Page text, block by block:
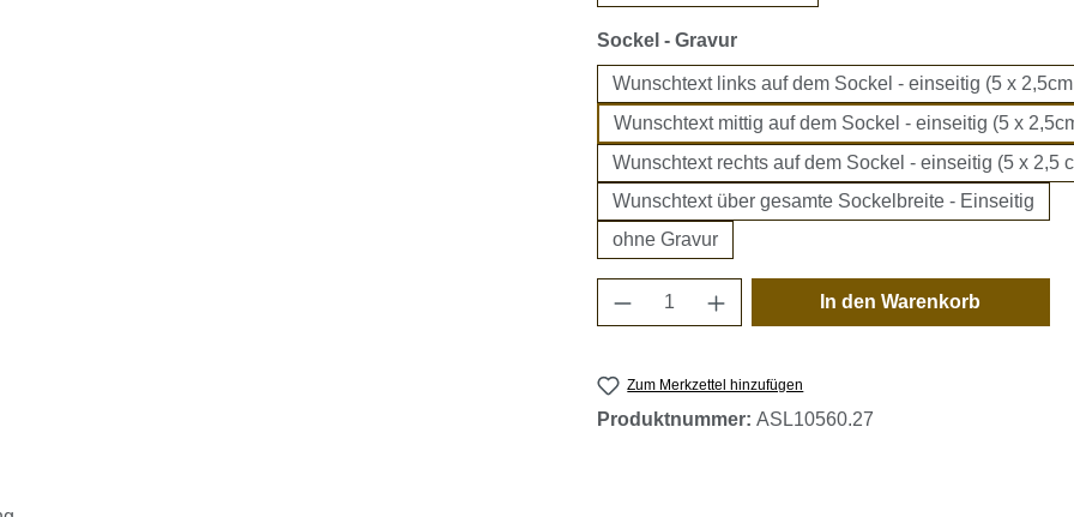
Sockel - Gravurauswählen
Wunschtext links auf dem Sockel - einseitig (5 x
Wunschtext mittig auf dem Sockel - einseitig (5 x
Wunschtext rechts auf dem Sockel - einseitig (5 x 2,5
Wunschtext über gesamte Sockelbreite - Einseitig
ohne Gravur
Produkt Anzahl: Gib den
In den Warenkorb
Zum Merkzettel hinzufügen
Produktnummer:ASL10560.27